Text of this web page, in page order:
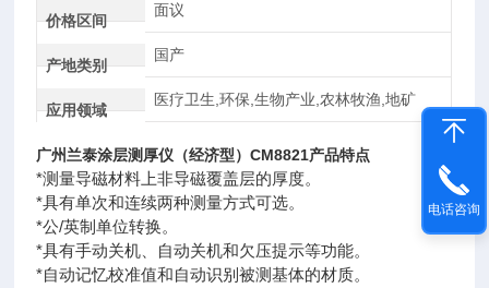
价格区间
面议
产地类别
国产
应用领域
医疗卫生,环保,生物产业,农林牧渔,地矿
广州兰泰涂层测厚仪（经济型）CM8821产品特点
*测量导磁材料上非导磁覆盖层的厚度。
*具有单次和连续两种测量方式可选。
*公/英制单位转换。
*具有手动关机、自动关机和欠压提示等功能。
*自动记忆校准值和自动识别被测基体的材质。
电话咨询